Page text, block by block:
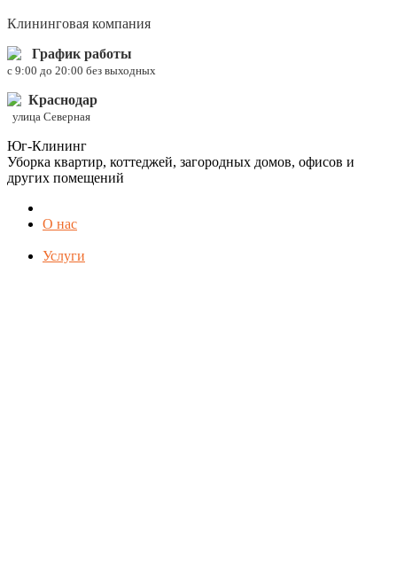
Клининговая компания
График работы
c 9:00 до 20:00 без выходных
Краснодар
улица Северная
Юг-Клининг
Уборка квартир, коттеджей, загородных домов, офисов и
других помещений
О нас
Услуги